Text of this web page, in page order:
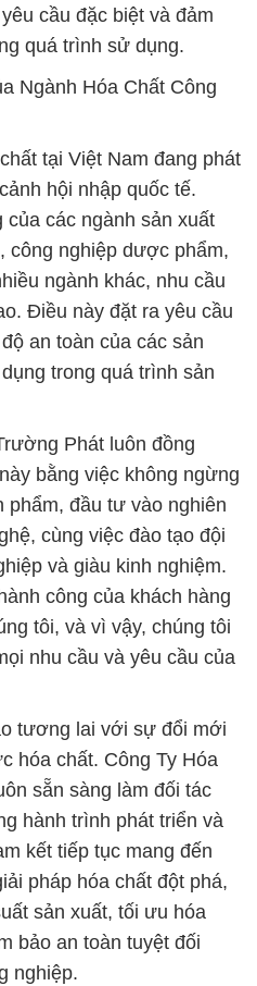
cầu đặc biệt và đảm
quá trình sử dụng.
Ngành Hóa Chất Công
tại Việt Nam đang phát
hội nhập quốc tế.
các ngành sản xuất
công nghiệp dược phẩm,
ngành khác, nhu cầu
Điều này đặt ra yêu cầu
an toàn của các sản
trong quá trình sản
Phát luôn đồng
bằng việc không ngừng
phẩm, đầu tư vào nghiên
cùng việc đào tạo đội
và giàu kinh nghiệm.
công của khách hàng
tôi, và vì vậy, chúng tôi
nhu cầu và yêu cầu của
tương lai với sự đổi mới
hóa chất. Công Ty Hóa
sẵn sàng làm đối tác
hành trình phát triển và
kết tiếp tục mang đến
pháp hóa chất đột phá,
sản xuất, tối ưu hóa
bảo an toàn tuyệt đối
nghiệp.